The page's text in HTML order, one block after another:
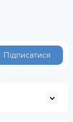
Підписатися